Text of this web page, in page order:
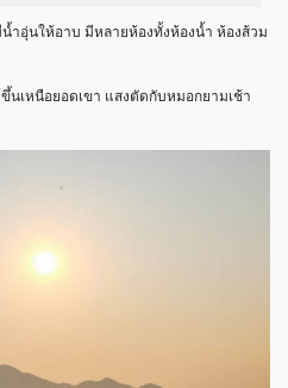
ำอุ่นให้อาบ มีหลายห้องทั้งห้องน้ำ ห้องส้วม
นเหนือยอดเขา แสงตัดกับหมอกยามเช้า